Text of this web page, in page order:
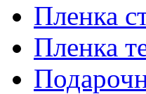
Пленка
Пленка